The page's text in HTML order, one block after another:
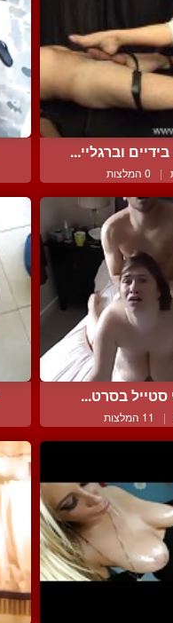
וברגליי...
| 0 המלצות
סטייל בסרט...
| 11 המלצות